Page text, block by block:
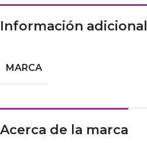
Información adicional
MARCA
Acerca de la marca